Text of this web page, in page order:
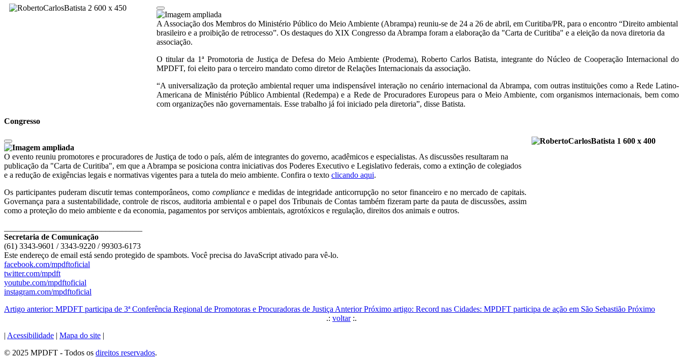
A Associação dos Membros do Ministério Público do Meio Ambiente (Abrampa) reuniu-se de 24 a 26 de abril, em Curitiba/PR, para o encontro “Direito ambiental
brasileiro e a proibição de retrocesso”. Os destaques do XIX Congresso da Abrampa foram a elaboração da "Carta de Curitiba" e a eleição da nova diretoria da
associação.
O titular da 1ª Promotoria de Justiça de Defesa do Meio Ambiente (Prodema), Roberto Carlos Batista, integrante do Núcleo de Cooperação Internacional do
MPDFT, foi eleito para o terceiro mandato como diretor de Relações Internacionais da associação.
“A universalização da proteção ambiental requer uma indispensável interação no cenário internacional da Abrampa, com outras instituições como a Rede Latino-
Americana de Ministério Público Ambiental (Redempa) e a Rede de Procuradores Europeus para o Meio Ambiente, com organismos internacionais, bem como
com organizações não governamentais. Esse trabalho já foi iniciado pela diretoria”, disse Batista.
Congresso
O evento reuniu promotores e procuradores de Justiça de todo o país, além de integrantes do governo, acadêmicos e especialistas. As discussões resultaram na
publicação da "Carta de Curitiba", em que a Abrampa se posiciona contra iniciativas dos Poderes Executivo e Legislativo federais, como a extinção de colegiados
e a redução de exigências legais e normativas vigentes para a tutela do meio ambiente. Confira o texto clicando aqui.
Os participantes puderam discutir temas contemporâneos, como compliancee medidas de integridade anticorrupção no setor financeiro e no mercado de capitais.
Governança para a sustentabilidade, controle de riscos, auditoria ambiental e o papel dos Tribunais de Contas também fizeram parte da pauta de discussões, assim
como a proteção do meio ambiente e da economia, pagamentos por serviços ambientais, agrotóxicos e regulação, direitos dos animais e outros.
Secretaria de Comunicação
(61) 3343-9601 / 3343-9220 / 99303-6173
Este endereço de email está sendo protegido de spambots. Você precisa do JavaScript ativado para vê-lo.
facebook.com/mpdftoficial
twitter.com/mpdft
youtube.com/mpdftoficial
instagram.com/mpdftoficial
Artigo anterior: MPDFT participa de 3ª Conferência Regional de Promotoras e Procuradoras de Justiça Anterior Próximo artigo: Record nas Cidades: MPDFT participa de ação em São Sebastião Próximo
.: voltar:.
| Acessibilidade | Mapa do site |
© 2025 MPDFT - Todos os direitos reservados.